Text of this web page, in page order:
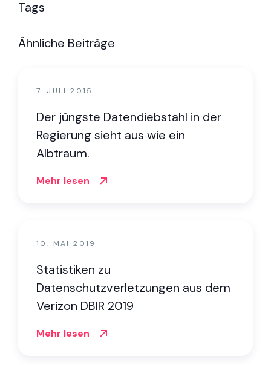
Tags
Ähnliche Beiträge
7. JULI 2015
Der jüngste Datendiebstahl in der
Regierung sieht aus wie ein
Albtraum.
Mehr lesen
10. MAI 2019
Statistiken zu
Datenschutzverletzungen aus dem
Verizon DBIR 2019
Mehr lesen